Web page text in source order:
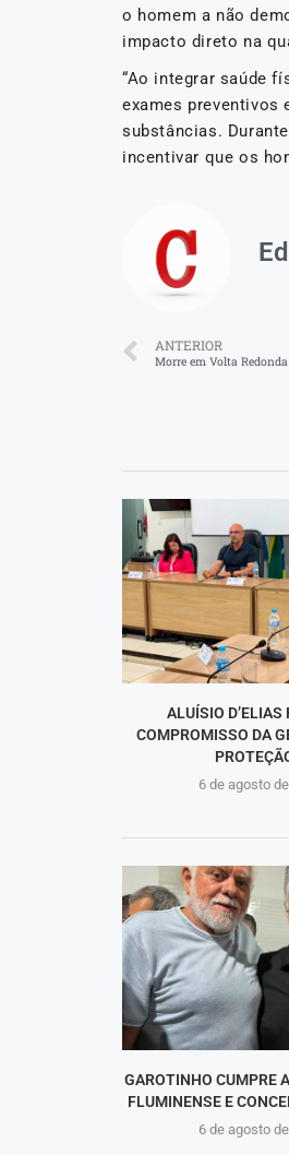
o homem a não
impacto direto na
“Ao integrar saúde
exames preventivos
substâncias.
incentivar que os
ANTERIOR
Morre em Volta
ALUÍSIO D’ELIAS
COMPROMISSO DA
6 de agosto
GAROTINHO CUMPRE
FLUMINENSE E
6 de agosto